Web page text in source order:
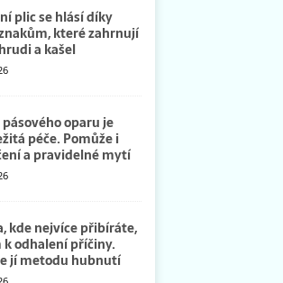
plic se hlásí díky
které zahrnují
a kašel
oparu je
péče. Pomůže i
a pravidelné mytí
kde nejvíce přibíráte,
odhalení příčiny.
jí metodu hubnutí